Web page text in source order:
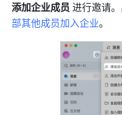
添加企业成员 进行邀请
部其他成员加入企业。